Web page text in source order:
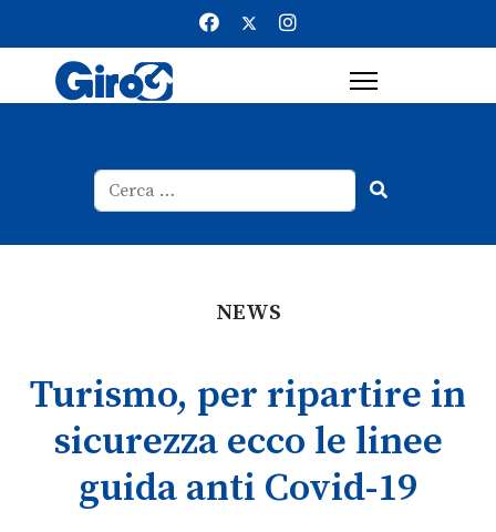
NEWS
Turismo, per ripartire in
sicurezza ecco le linee
guida anti Covid-19